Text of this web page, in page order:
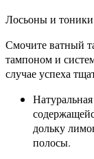
Лосьоны и
Смочите ватный
тампоном и
случае успеха
дольку
полосы.